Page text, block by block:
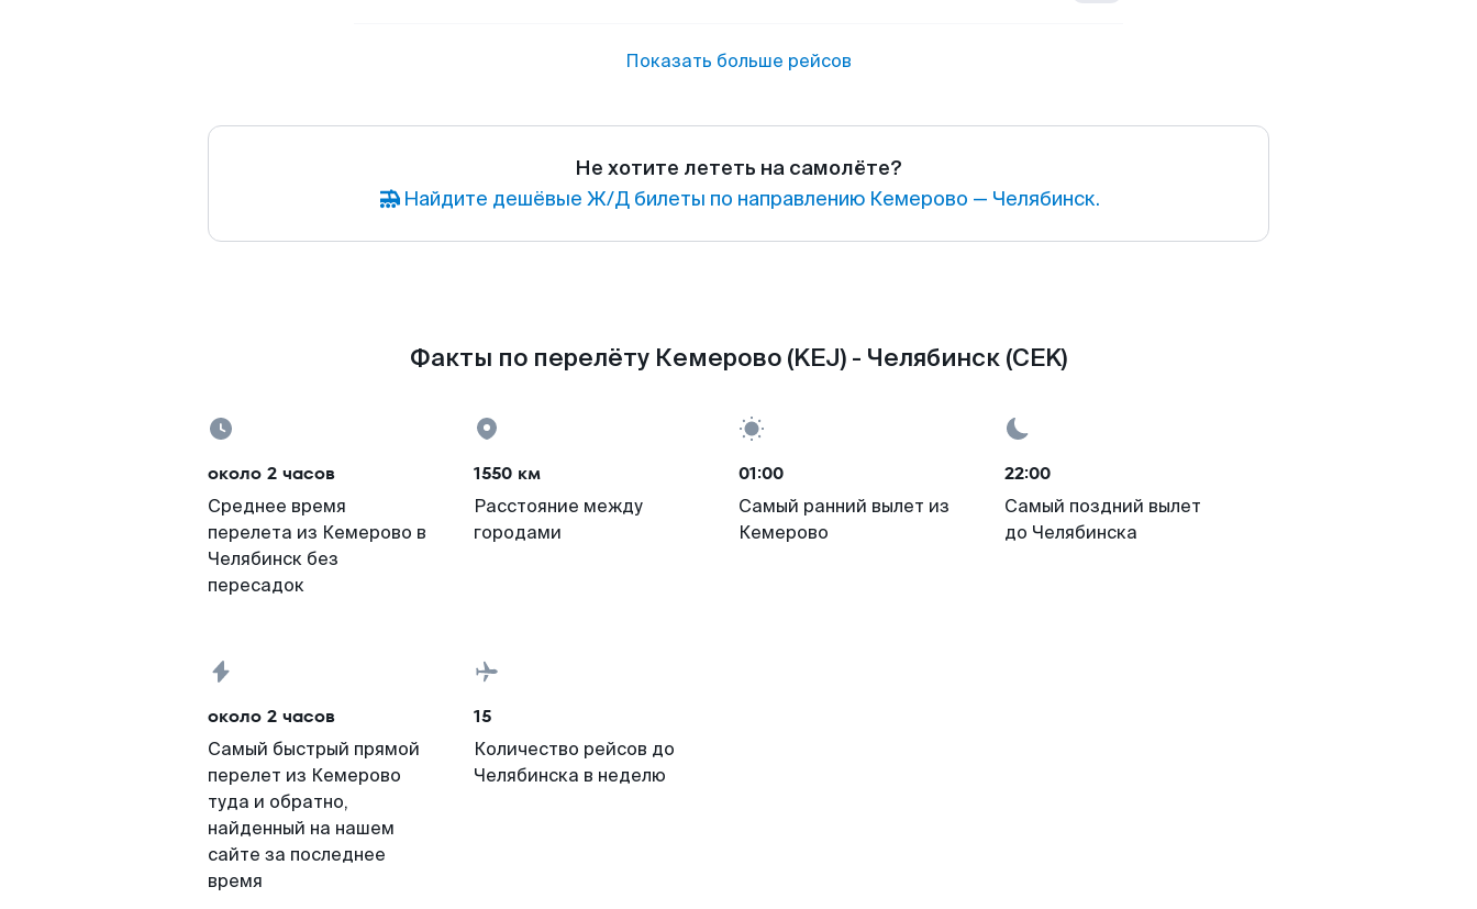
Показать больше рейсов
Не хотите лететь на самолёте?
Найдите дешёвые Ж/Д билеты по направлению Кемерово — Челябинск.
Факты по перелёту Кемерово (KEJ) - Челябинск (CEK)
около 2 часов
Среднее время
перелета из Кемерово в
Челябинск без
пересадок
1550 км
Расстояние между
городами
01:00
Самый ранний вылет из
Кемерово
22:00
Самый поздний вылет
до Челябинска
около 2 часов
Самый быстрый прямой
перелет из Кемерово
туда и обратно,
найденный на нашем
сайте за последнее
время
15
Количество рейсов до
Челябинска в неделю